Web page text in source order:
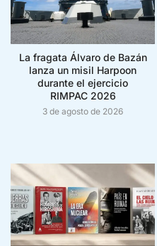
La fragata Álvaro de Bazán
lanza un misil Harpoon
durante el ejercicio
RIMPAC 2026
3 de agosto de 2026